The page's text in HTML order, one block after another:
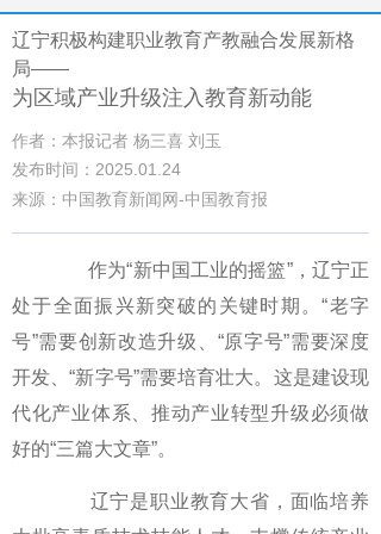
辽宁积极构建职业教育产教融合发展新格
局——
为区域产业升级注入教育新动能
作者：本报记者 杨三喜 刘玉
发布时间：2025.01.24
来源：中国教育新闻网-中国教育报
作为“新中国工业的摇篮”，辽宁正
处于全面振兴新突破的关键时期。“老字
号”需要创新改造升级、“原字号”需要深度
开发、“新字号”需要培育壮大。这是建设现
代化产业体系、推动产业转型升级必须做
好的“三篇大文章”。
辽宁是职业教育大省，面临培养